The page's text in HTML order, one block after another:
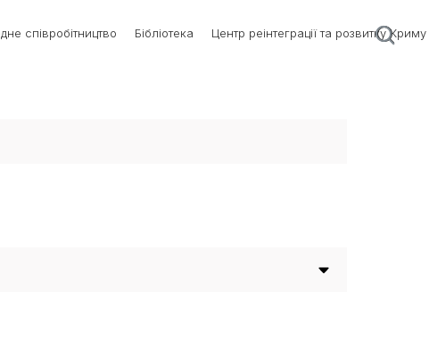
співробітництво Бібліотека Центр реінтеграції та розвитку Криму